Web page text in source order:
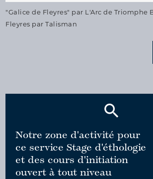
"Galice de Fleyres" par L'Arc de Triomphe
Fleyres par Talisman
Notre zone d'activité pour
ce service Stage d'éthologie
et des cours d'initiation
ouvert à tout niveau